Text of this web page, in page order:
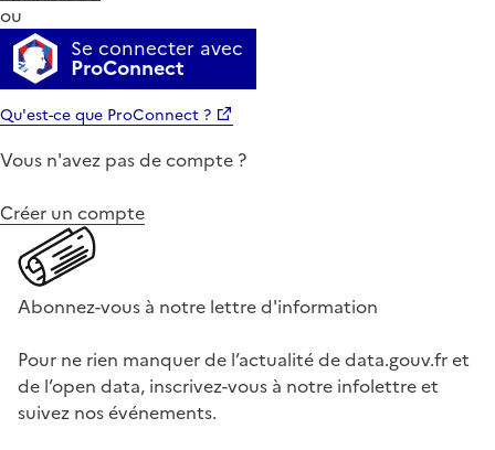
ou
Se connecter avec
ProConnect
Qu'est-ce que ProConnect ?
Vous n'avez pas de compte ?
Créer un compte
Abonnez-vous à notre lettre d'information
Pour ne rien manquer de l’actualité de data.gouv.fr et
de l’open data, inscrivez-vous à notre infolettre et
suivez nos événements.